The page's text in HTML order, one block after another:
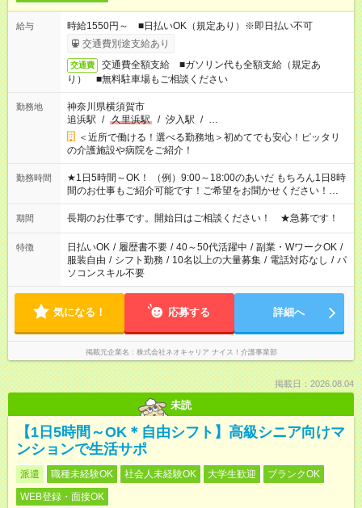
給与
時給1550円～ ■日払いOK（規定あり）※即日払い不可
交通費別途支給あり
交通費
交通費全額支給 ■ガソリン代も全額支給（規定あ
り） ■無料駐車場もご相談ください
勤務地
神奈川県横須賀市
追浜駅 / 久里浜駅 / 汐入駅 / …
＜近所で働ける！選べる勤務地＞初めてでも安心！ピッタリ
の介護施設や病院をご紹介！
勤務時間
★1日5時間～OK！ （例）9:00～18:00のあいだ もちろん1日8時
間のお仕事もご紹介可能です！ご希望をお聞かせください！★家
庭の都合でお休みが必要な場合も遠慮なくご相談ください。 ※
週最低15時間以上の勤務が必要です
期間 長期のお仕事です。開始日はご相談ください！ ★急募です！
特徴 日払いOK / 履歴書不要 / 40～50代活躍中 / 副業・WワークOK /
服装自由 / シフト勤務 / 10名以上の大量募集 / 電話対応なし / パ
ソコンスキル不要
気になる！ 応募する 詳細へ
掲載元企業名 株式会社ネオキャリア ナイス！介護事業部
掲載日：2026.08.04
未読
【1日5時間～OK＊自由シフト】高級シニア向けマ
ンションで生活サポ
派遣 職種未経験OK 社会人未経験OK 大学生歓迎
ブランクOK
WEB登録・面接OK